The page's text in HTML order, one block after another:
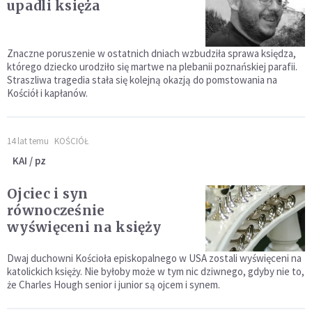
upadli księża
Znaczne poruszenie w ostatnich dniach wzbudziła sprawa księdza,
którego dziecko urodziło się martwe na plebanii poznańskiej parafii.
Straszliwa tragedia stała się kolejną okazją do pomstowania na
Kościół i kapłanów.
14 lat temu KOŚCIÓŁ
KAI / pz
Ojciec i syn
równocześnie
wyświęceni na księży
Dwaj duchowni Kościoła episkopalnego w USA zostali wyświęceni na
katolickich księży. Nie byłoby może w tym nic dziwnego, gdyby nie to,
że Charles Hough senior i junior są ojcem i synem.